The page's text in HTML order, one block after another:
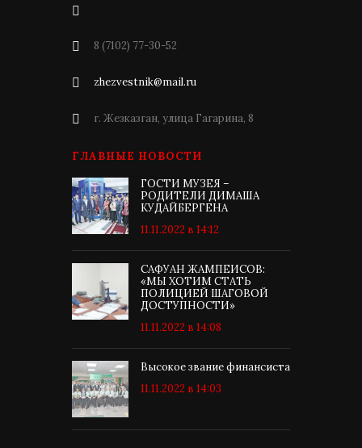
8 (7102) 77-30-52
zhezvestnik@mail.ru
г. Жезказган, улица Гагарина, 8
ГЛАВНЫЕ НОВОСТИ
ГОСТИ МУЗЕЯ –
РОДИТЕЛИ ДИМАША
КУДАЙБЕРГЕНА
11.11.2022 в 14:12
САФУАН ЖАМПЕИСОВ:
«МЫ ХОТИМ СТАТЬ
ПОЛИЦИЕЙ ШАГОВОЙ
ДОСТУПНОСТИ»
11.11.2022 в 14:08
Высокое звание финансиста
11.11.2022 в 14:03